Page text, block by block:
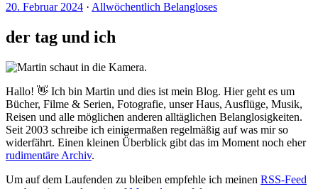
20. Februar 2024 · Allwöchentlich Belangloses
der tag und ich
Hallo! 👋 Ich bin Martin und dies ist mein Blog. Hier geht es um
Bücher, Filme & Serien, Fotografie, unser Haus, Ausflüge, Musik,
Reisen und alle möglichen anderen alltäglichen Belanglosigkeiten.
Seit 2003 schreibe ich einigermaßen regelmäßig auf was mir so
widerfährt. Einen kleinen Überblick gibt das im Moment noch eher
rudimentäre Archiv.
Um auf dem Laufenden zu bleiben empfehle ich meinen RSS-Feed